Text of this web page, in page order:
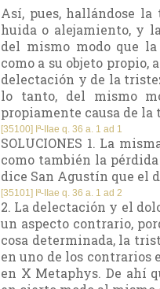
Así, pues, hallándose
huida o alejamiento, y
del mismo modo que
como a su objeto propio,
delectación y de la
lo tanto, del mismo
propiamente causa de
[35100] Iª-IIae q. 36 a. 1 ad 1
SOLUCIONES 1. La
como también la
dice San Agustín que el
[35101] Iª-IIae q. 36 a. 1 ad 2
2. La delectación y el
un aspecto contrario,
cosa determinada, la
en uno de los contrarios
en X Metaphys. De ahí